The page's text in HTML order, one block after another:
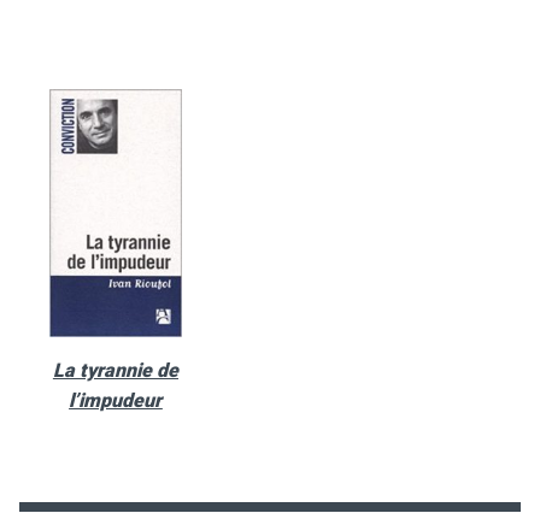
La tyrannie de
l’impudeur